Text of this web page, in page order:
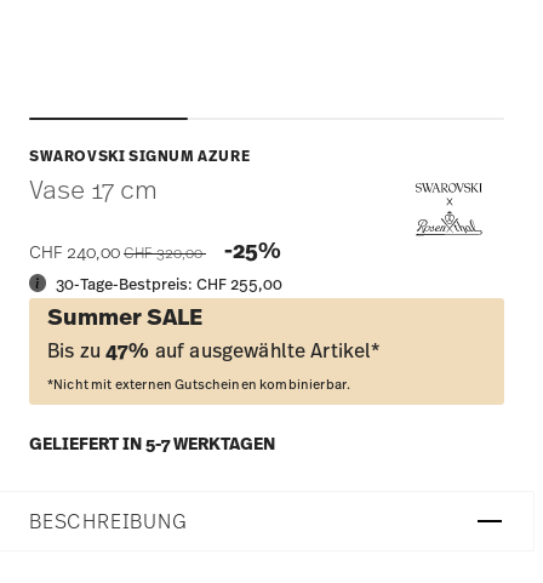
SWAROVSKI SIGNUM AZURE
Vase 17 cm
CHF 240,00 Price reduced from
CHF 320,00 -25%
30-Tage-Bestpreis:CHF 255,00
Summer SALE
Bis zu47% auf ausgewählte Artikel*
*Nicht mit externen Gutscheinen kombinierbar.
GELIEFERT IN 5-7 WERKTAGEN
BESCHREIBUNG